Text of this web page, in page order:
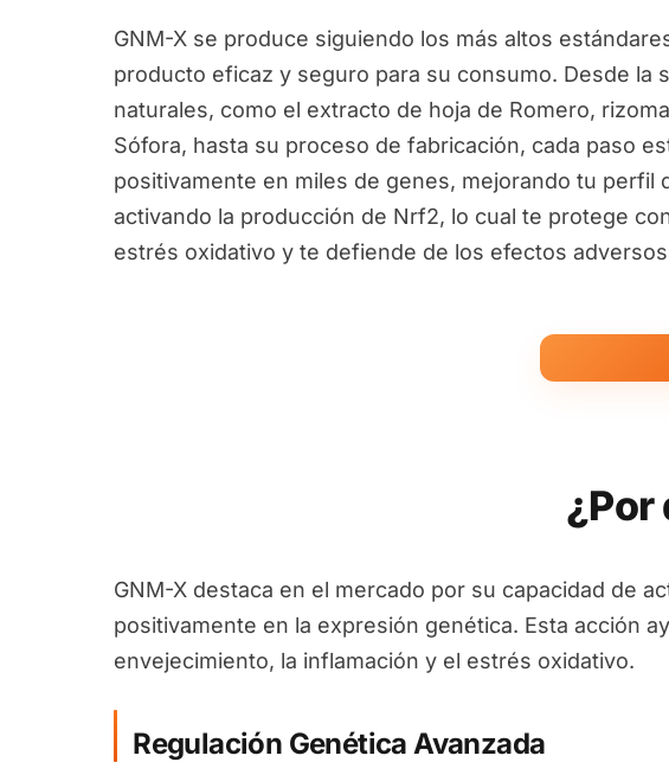
GNM-X se produce siguiendo los más altos
producto eficaz y seguro para su consumo. Desde la
naturales, como el extracto de hoja de Romero,
Sófora, hasta su proceso de fabricación, cada paso
positivamente en miles de genes, mejorando tu perfil
activando la producción de Nrf2, lo cual te protege
estrés oxidativo y te defiende de los efectos
¿Por
GNM-X destaca en el mercado por su capacidad de
positivamente en la expresión genética. Esta acción
envejecimiento, la inflamación y el estrés oxidativo.
Regulación Genética Avanzada